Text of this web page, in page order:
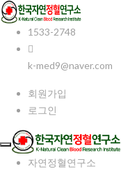
1533-2748
k-med9@naver.com
회원가입
로그인
자연정혈연구소